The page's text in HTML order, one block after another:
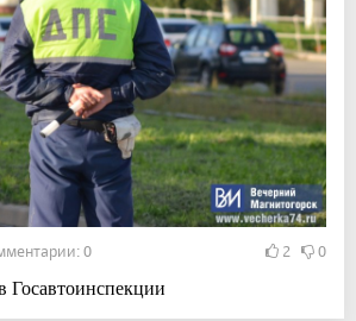
0 2 0
Госавтоинспекции